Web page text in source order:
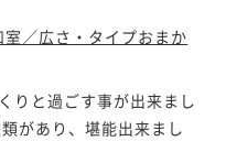
／広さ・タイプおまか
りと過ごす事が出来まし
があり、堪能出来まし